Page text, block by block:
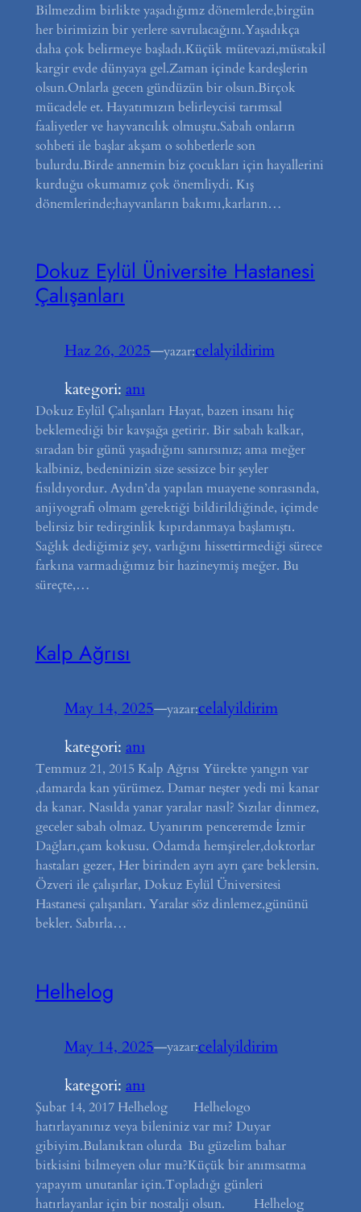
Bilmezdim birlikte yaşadığımz dönemlerde,birgün
her birimizin bir yerlere savrulacağını.Yaşadıkça
daha çok belirmeye başladı.Küçük mütevazi,müstakil
kargir evde dünyaya gel.Zaman içinde kardeşlerin
olsun.Onlarla gecen gündüzün bir olsun.Birçok
mücadele et. Hayatımızın belirleycisi tarımsal
faaliyetler ve hayvancılık olmuştu.Sabah onların
sohbeti ile başlar akşam o sohbetlerle son
bulurdu.Birde annemin biz çocukları için hayallerini
kurduğu okumamız çok önemliydi. Kış
dönemlerinde;hayvanların bakımı,karların…
Dokuz Eylül Üniversite Hastanesi
Çalışanları
Haz 26, 2025—yazar:celalyildirim
kategori:anı
Dokuz Eylül Çalışanları Hayat, bazen insanı hiç
beklemediği bir kavşağa getirir. Bir sabah kalkar,
sıradan bir günü yaşadığını sanırsınız; ama meğer
kalbiniz, bedeninizin size sessizce bir şeyler
fısıldıyordur. Aydın’da yapılan muayene sonrasında,
anjiyografi olmam gerektiği bildirildiğinde, içimde
belirsiz bir tedirginlik kıpırdanmaya başlamıştı.
Sağlık dediğimiz şey, varlığını hissettirmediği sürece
farkına varmadığımız bir hazineymiş meğer. Bu
süreçte,…
Kalp Ağrısı
May 14, 2025—yazar:celalyildirim
kategori:anı
Temmuz 21, 2015 Kalp Ağrısı Yürekte yangın var
,damarda kan yürümez. Damar neşter yedi mi kanar
da kanar. Nasılda yanar yaralar nasıl? Sızılar dinmez,
geceler sabah olmaz. Uyanırım penceremde İzmir
Dağları,çam kokusu. Odamda hemşireler,doktorlar
hastaları gezer, Her birinden ayrı ayrı çare beklersin.
Özveri ile çalışırlar, Dokuz Eylül Üniversitesi
Hastanesi çalışanları. Yaralar söz dinlemez,gününü
bekler. Sabırla…
Helhelog
May 14, 2025—yazar:celalyildirim
kategori: anı
Şubat 14, 2017 Helhelog Helhelogo
hatırlayanınız veya bileniniz var mı? Duyar
gibiyim.Bulanıktan olurda Bu güzelim bahar
bitkisini bilmeyen olur mu?Küçük bir anımsatma
yapayım unutanlar için.Topladığı günleri
hatırlayanlar için bir nostalji olsun. Helhelog